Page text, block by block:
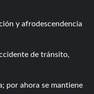
y afrodescendencia
de tránsito,
por ahora se mantiene